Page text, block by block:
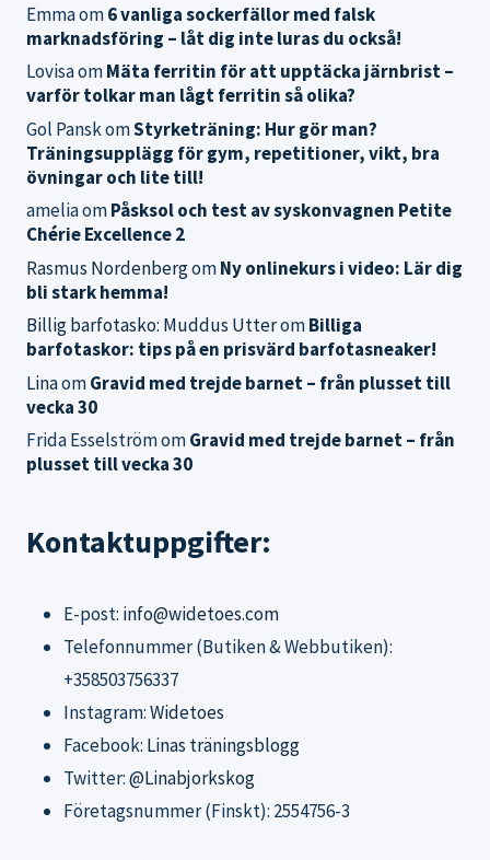
Emmaom6 vanliga sockerfällor med falsk
marknadsföring – låt dig inte luras du också!
LovisaomMäta ferritin för att upptäcka järnbrist –
varför tolkar man lågt ferritin så olika?
Gol PanskomStyrketräning: Hur gör man?
Träningsupplägg för gym, repetitioner, vikt, bra
övningar och lite till!
ameliaomPåsksol och test av syskonvagnen Petite
Chérie Excellence 2
Rasmus NordenbergomNy onlinekurs i video: Lär dig
bli stark hemma!
Billig barfotasko: Muddus UtteromBilliga
barfotaskor: tips på en prisvärd barfotasneaker!
LinaomGravid med trejde barnet – från plusset till
vecka 30
Frida EsselströmomGravid med trejde barnet – från
plusset till vecka 30
Kontaktuppgifter:
E-post: info@widetoes.com
Telefonnummer (Butiken & Webbutiken):
+358503756337
Instagram:Widetoes
Facebook: Linas träningsblogg
Twitter:@Linabjorkskog
Företagsnummer (Finskt): 2554756-3